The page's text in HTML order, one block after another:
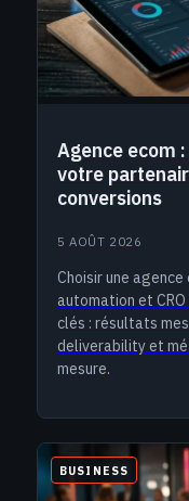
Agence ecom
votre
conversions
5 AOÛT 2026
Choisir une agence
automation et
clés : résultats
deliverability et
mesure.
BUSINESS